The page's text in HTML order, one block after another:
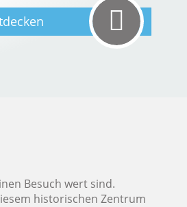
Besuch wert sind.
historischen Zentrum